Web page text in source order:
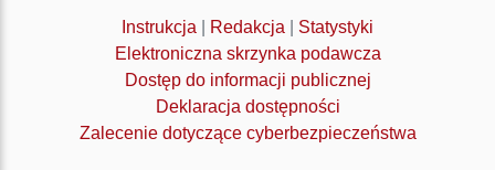
Instrukcja Redakcja
Statystyki
Elektroniczna skrzynka podawcza
Dostęp do informacji publicznej
Deklaracja dostępności
Zalecenie dotyczące cyberbezpieczeństwa